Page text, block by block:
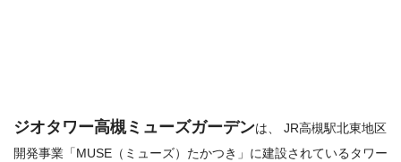
ジオタワー高槻ミューズガーデンは、 JR高槻駅北東地区
開発事業「MUSE（ミューズ）たかつき」に建設されているタワー